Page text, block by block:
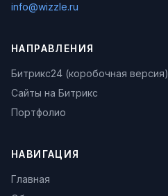
info@wizzle.ru
НАПРАВЛЕНИЯ
Битрикс24 (коробочная версия)
Сайты на Битрикс
Портфолио
НАВИГАЦИЯ
Главная